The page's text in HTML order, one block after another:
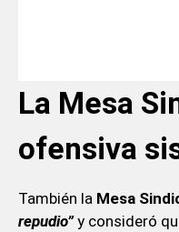
La Mesa
ofensiva
También la Mesa
repudio”y consideró